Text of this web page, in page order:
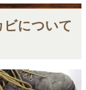
について